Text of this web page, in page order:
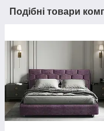
Подібні товари